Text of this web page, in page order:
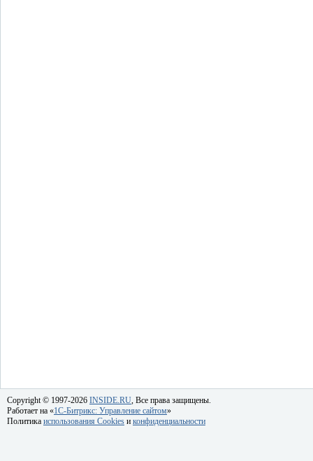
Copyright © 1997-2026 INSIDE.RU, Все права защищены.
Работает на «1C-Битрикс: Управление сайтом»
Политика использования Cookies и конфиденциальности